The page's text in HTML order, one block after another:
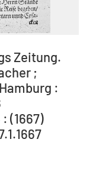
Zeitung.
;
:
(1667)